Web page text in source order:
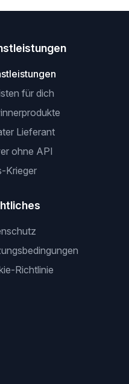
für dich
Lieferant
ohne API
Krieger
Richtlinie